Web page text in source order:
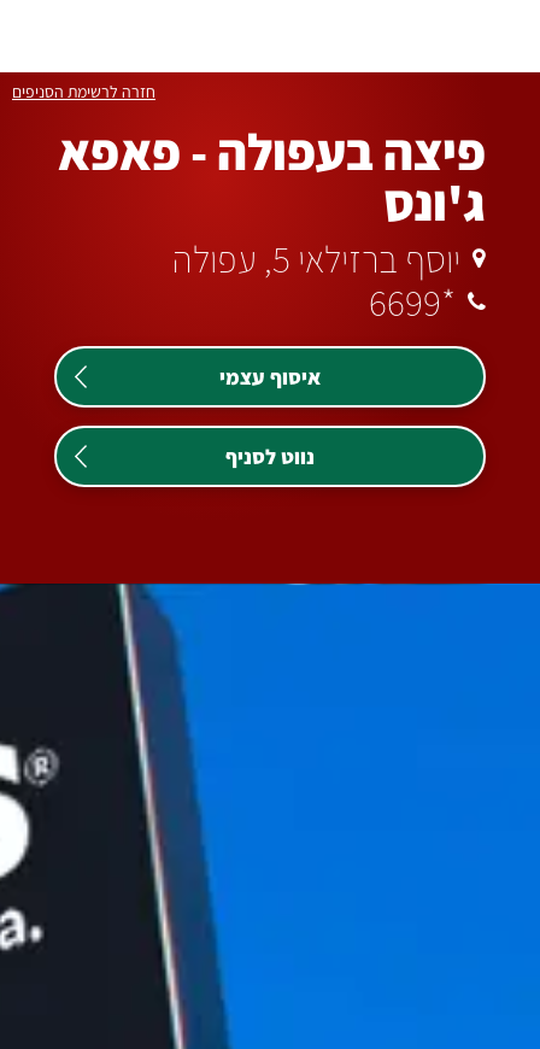
פיצה בעפולה - פאפא
ג'ונס
יוסף ברזילאי 5, עפולה
*6699
איסוף עצמי
נווט לסניף
חזרה לרשימת הסניפים